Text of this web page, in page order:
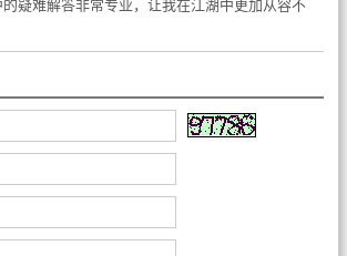
疑难解答非常专业，让我在江湖中更加从容不